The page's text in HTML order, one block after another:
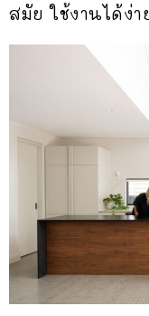
สมัย ใช้งานได้ง่